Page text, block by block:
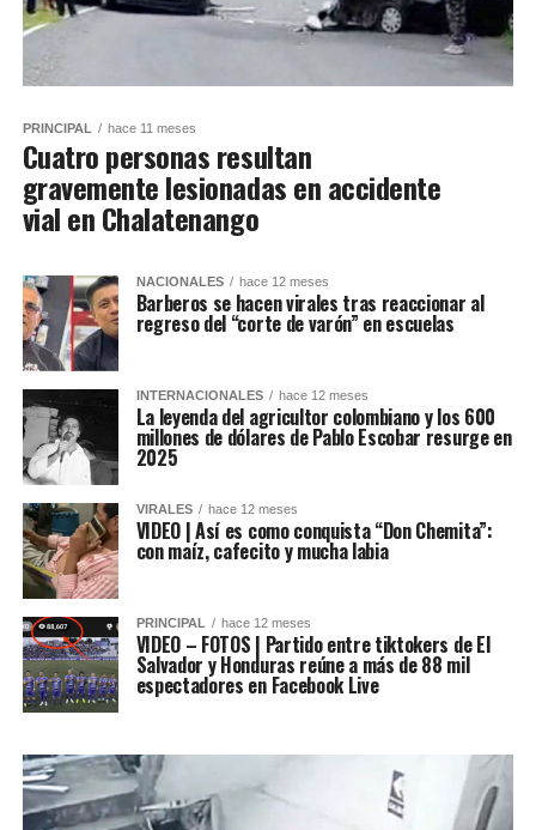
PRINCIPAL hace 11 meses
Cuatro personas resultan
gravemente lesionadas en accidente
vial en Chalatenango
NACIONALES hace 12 meses
Barberos se hacen virales tras reaccionar al
regreso del “corte de varón” en escuelas
INTERNACIONALES hace 12 meses
La leyenda del agricultor colombiano y los 600
millones de dólares de Pablo Escobar resurge en
2025
VIRALES hace 12 meses
VIDEO | Así es como conquista “Don Chemita”:
con maíz, cafecito y mucha labia
PRINCIPAL hace 12 meses
VIDEO – FOTOS | Partido entre tiktokers de El
Salvador y Honduras reúne a más de 88 mil
espectadores en Facebook Live